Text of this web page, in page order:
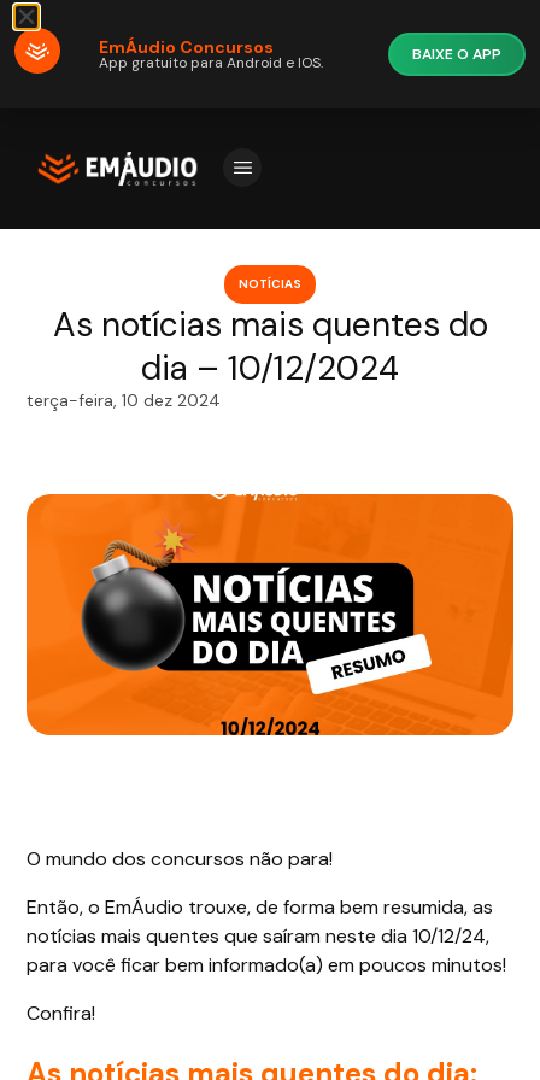
NOTÍCIAS
As notícias mais quentes do
dia – 10/12/2024
terça-feira, 10 dez 2024
O mundo dos concursos não para!
Então, o EmÁudio trouxe, de forma bem resumida, as
notícias mais quentes que saíram neste dia 10/12/24,
para você ficar bem informado(a) em poucos minutos!
Confira!
EmÁudio Concursos
App gratuito para Android e IOS. BAIXE O APP